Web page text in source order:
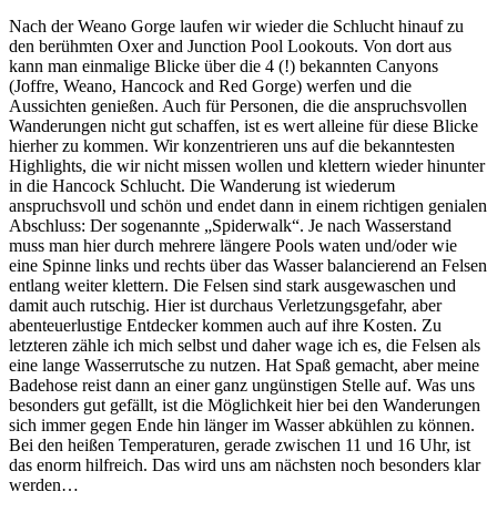
Nach der Weano Gorge laufen wir wieder die Schlucht hinauf zu
den berühmten Oxer and Junction Pool Lookouts. Von dort aus
kann man einmalige Blicke über die 4 (!) bekannten Canyons
(Joffre, Weano, Hancock and Red Gorge) werfen und die
Aussichten genießen. Auch für Personen, die die anspruchsvollen
Wanderungen nicht gut schaffen, ist es wert alleine für diese Blicke
hierher zu kommen. Wir konzentrieren uns auf die bekanntesten
Highlights, die wir nicht missen wollen und klettern wieder hinunter
in die Hancock Schlucht. Die Wanderung ist wiederum
anspruchsvoll und schön und endet dann in einem richtigen genialen
Abschluss: Der sogenannte „Spiderwalk“. Je nach Wasserstand
muss man hier durch mehrere längere Pools waten und/oder wie
eine Spinne links und rechts über das Wasser balancierend an Felsen
entlang weiter klettern. Die Felsen sind stark ausgewaschen und
damit auch rutschig. Hier ist durchaus Verletzungsgefahr, aber
abenteuerlustige Entdecker kommen auch auf ihre Kosten. Zu
letzteren zähle ich mich selbst und daher wage ich es, die Felsen als
eine lange Wasserrutsche zu nutzen. Hat Spaß gemacht, aber meine
Badehose reist dann an einer ganz ungünstigen Stelle auf. Was uns
besonders gut gefällt, ist die Möglichkeit hier bei den Wanderungen
sich immer gegen Ende hin länger im Wasser abkühlen zu können.
Bei den heißen Temperaturen, gerade zwischen 11 und 16 Uhr, ist
das enorm hilfreich. Das wird uns am nächsten noch besonders klar
werden…